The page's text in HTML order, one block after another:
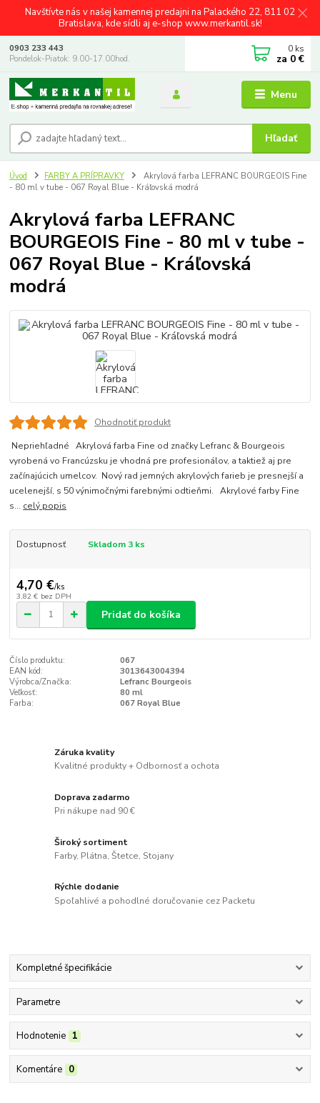
Navštívte nás v našej kamennej predajni na Palackého 22, 811 02
Bratislava, kde sídli aj e-shop www.merkantil.sk!
Menu
Hľadať
0903 233 443
Pondelok-Piatok: 9.00-17.00hod.
0 ks
za 0 €
Úvod FARBY A PRÍPRAVKY
Akrylová farba LEFRANC BOURGEOIS Fine
- 80 ml v tube - 067 Royal Blue - Kráľovská modrá
Akrylová farba LEFRANC
BOURGEOIS Fine - 80 ml v tube -
067 Royal Blue - Kráľovská
modrá
Ohodnotiť produkt
Nepriehľadné Akrylová farba Fine od značky Lefranc & Bourgeois
vyrobená vo Francúzsku je vhodná pre profesionálov, a taktiež aj pre
začínajúcich umelcov. Nový rad jemných akrylových farieb je presnejší a
ucelenejší, s 50 výnimočnými farebnými odtieňmi. Akrylové farby Fine
s... celý popis
Dostupnosť Skladom 3 ks
4,70 €/ks
3,82 € bez DPH
Pridať do košíka
Číslo produktu:
067
EAN kód:
3013643004394
Výrobca/Značka:
Lefranc Bourgeois
Veľkosť:
80 ml
Farba:
067 Royal Blue
Záruka kvality
Kvalitné produkty + Odbornosť a ochota
Doprava zadarmo
Pri nákupe nad 90 €
Široký sortiment
Farby, Plátna, Štetce, Stojany
Rýchle dodanie
Spoľahlivé a pohodlné doručovanie cez Packetu
Kompletné špecifikácie
Parametre
Hodnotenie 1
Komentáre 0